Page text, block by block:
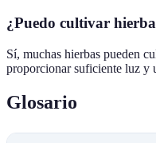
¿Puedo cultivar
Sí, muchas hierbas pueden
proporcionar suficiente luz y
Glosario